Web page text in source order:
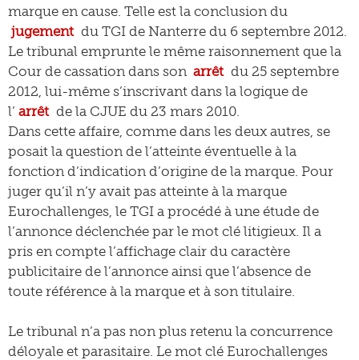
marque en cause. Telle est la conclusion du
jugement du TGI de Nanterre du 6 septembre 2012.
Le tribunal emprunte le même raisonnement que la
Cour de cassation dans son arrêt du 25 septembre
2012, lui-même s’inscrivant dans la logique de
l’ arrêt de la CJUE du 23 mars 2010.
Dans cette affaire, comme dans les deux autres, se
posait la question de l’atteinte éventuelle à la
fonction d’indication d’origine de la marque. Pour
juger qu’il n’y avait pas atteinte à la marque
Eurochallenges, le TGI a procédé à une étude de
l’annonce déclenchée par le mot clé litigieux. Il a
pris en compte l’affichage clair du caractère
publicitaire de l’annonce ainsi que l’absence de
toute référence à la marque et à son titulaire.
Le tribunal n’a pas non plus retenu la concurrence
déloyale et parasitaire. Le mot clé Eurochallenges